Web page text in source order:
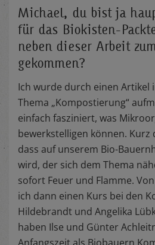
Michael, du bist ja
für das Biokisten-
neben dieser Arbeit
gekommen?
Ich wurde durch einen Artikel
Thema „Kompostierung“
einfach fasziniert, was
bewerkstelligen können.
dass auf unserem Bio-
wird, der sich dem Thema
sofort Feuer und Flamme.
ich dann einen Kurs bei den
Hildebrandt und Angelika
haben Ilse und Günter